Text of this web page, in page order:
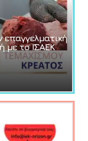
επαγγελματική
με το ΙΣΑΕΚ